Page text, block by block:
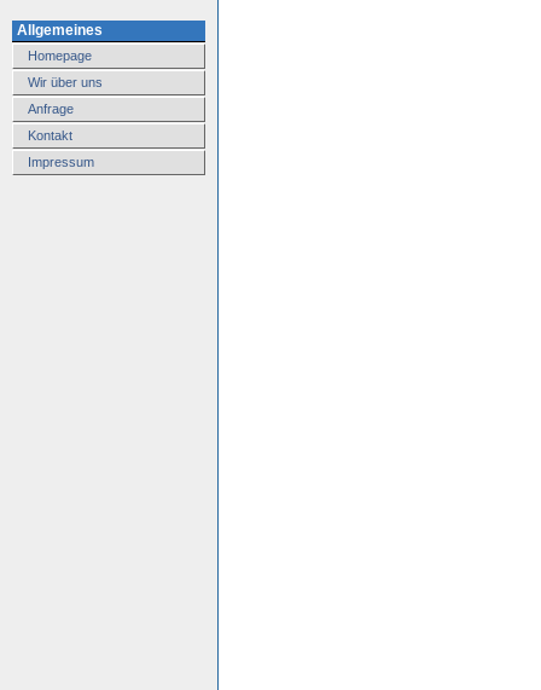
Allgemeines
Homepage
Wir über uns
Anfrage
Kontakt
Impressum